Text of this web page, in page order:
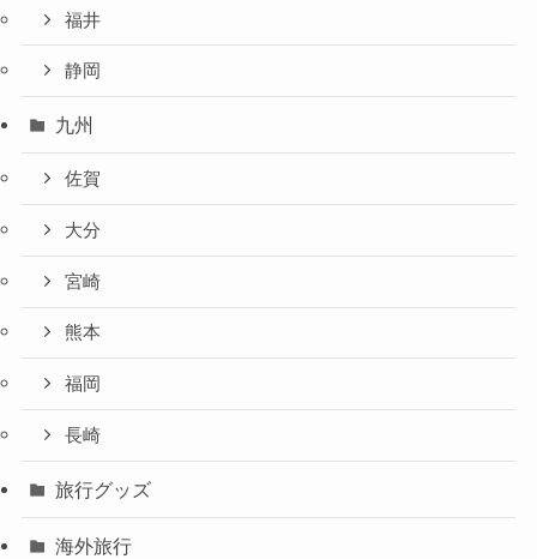
福井
静岡
九州
佐賀
大分
宮崎
熊本
福岡
長崎
旅行グッズ
海外旅行